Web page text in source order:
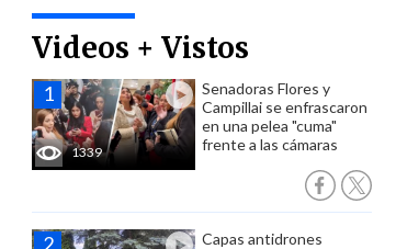
Videos + Vistos
1339
Senadoras Flores y
Campillai se enfrascaron
en una pelea "cuma"
frente a las cámaras
Capas antidrones